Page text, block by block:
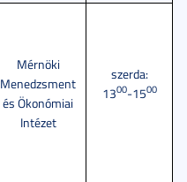
Mérnöki
Menedzsment
és Ökonómiai
Intézet
szerda:
1300-1500